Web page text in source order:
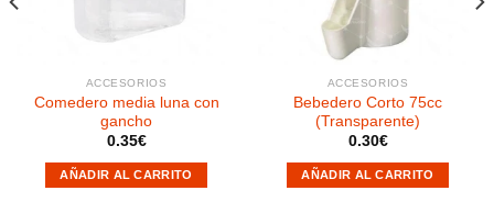
ACCESORIOS
Comedero media luna con
gancho
0.35€
AÑADIR AL CARRITO
ACCESORIOS
Bebedero Corto 75cc
(Transparente)
0.30€
AÑADIR AL CARRITO